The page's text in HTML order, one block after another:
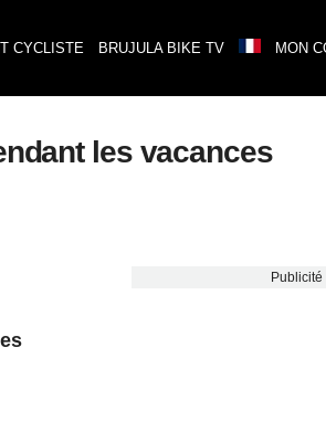
CYCLISTE BRUJULA BIKE TV MON
les vacances
Publicité